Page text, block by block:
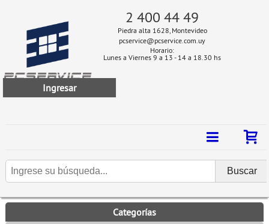
2 400 44 49
Piedra alta 1628, Montevideo
pcservice@pcservice.com.uy
Horario:
Lunes a Viernes 9 a 13 - 14 a 18.30 hs
Ingresar
Categorías